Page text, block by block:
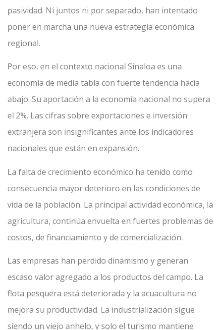
pasividad. Ni juntos ni por separado, han intentado
poner en marcha una nueva estrategia económica
regional.
Por eso, en el contexto nacional Sinaloa es una
economía de media tabla con fuerte tendencia hacia
abajo. Su aportación a la economía nacional no supera
el 2%. Las cifras sobre exportaciones e inversión
extranjera son insignificantes ante los indicadores
nacionales que están en expansión.
La falta de crecimiento económico ha tenido como
consecuencia mayor deterioro en las condiciones de
vida de la población. La principal actividad económica, la
agricultura, continúa envuelta en fuertes problemas de
costos, de financiamiento y de comercialización.
Las empresas han perdido dinamismo y generan
escaso valor agregado a los productos del campo. La
flota pesquera está deteriorada y la acuacultura no
mejora su productividad. La industrialización sigue
siendo un viejo anhelo, y solo el turismo mantiene